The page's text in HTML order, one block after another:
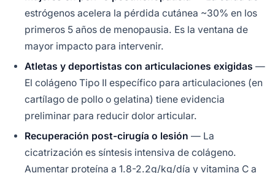
estrógenos acelera la pérdida cutánea ~30% en los
primeros 5 años de menopausia. Es la ventana de
mayor impacto para intervenir.
Atletas y deportistas con articulaciones exigidas —
El colágeno Tipo II específico para articulaciones (en
cartílago de pollo o gelatina) tiene evidencia
preliminar para reducir dolor articular.
Recuperación post-cirugía o lesión — La
cicatrización es síntesis intensiva de colágeno.
Aumentar proteína a 1.8-2.2g/kg/día y vitamina C a